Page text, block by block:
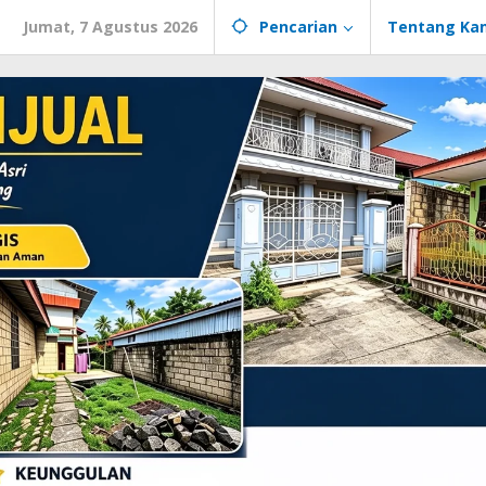
Jumat, 7 Agustus 2026 Pencarian Tentang